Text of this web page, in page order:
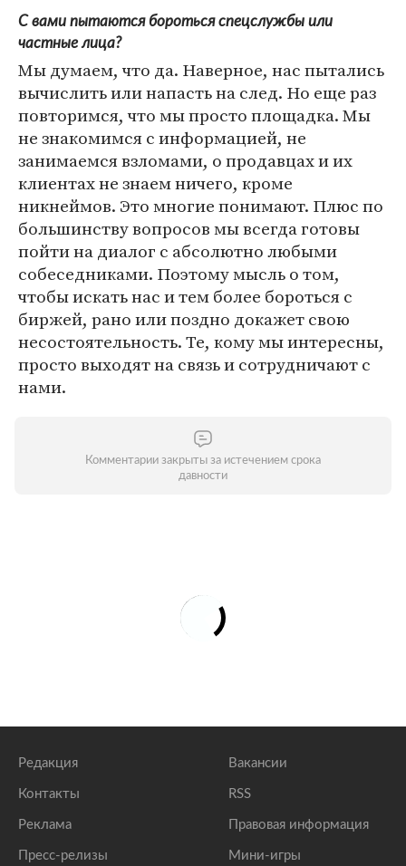
С вами пытаются бороться спецслужбы или
частные лица?
Мы думаем, что да. Наверное, нас пытались
вычислить или напасть на след. Но еще раз
повторимся, что мы просто площадка. Мы
не знакомимся с информацией, не
занимаемся взломами, о продавцах и их
клиентах не знаем ничего, кроме
никнеймов. Это многие понимают. Плюс по
большинству вопросов мы всегда готовы
пойти на диалог с абсолютно любыми
собеседниками. Поэтому мысль о том,
чтобы искать нас и тем более бороться с
биржей, рано или поздно докажет свою
несостоятельность. Те, кому мы интересны,
просто выходят на связь и сотрудничают с
нами.
Комментарии закрыты за истечением срока
давности
Редакция
Контакты
Реклама
Пресс-релизы
Вакансии
RSS
Правовая информация
Мини-игры